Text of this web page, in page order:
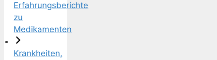
Erfahrungsberichte
zu
Medikamenten
Krankheiten,